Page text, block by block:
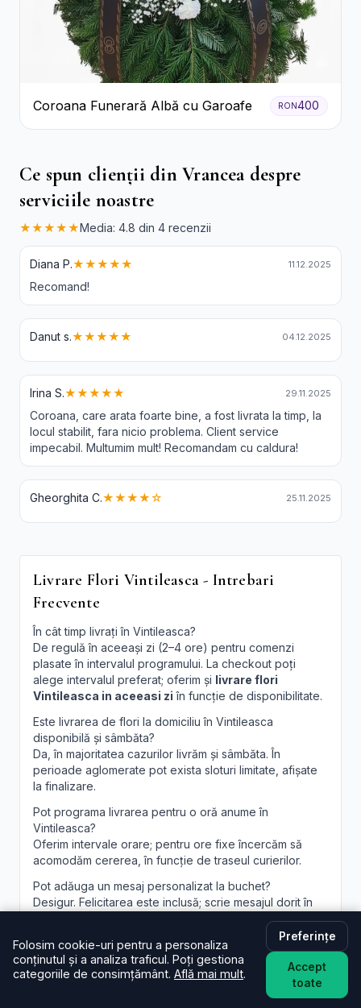
Coroana Funerară Albă cu Garoafe RON400
Ce spun clienții din Vrancea despre
serviciile noastre
★★★★★Media: 4.8 din 4 recenzii
Diana P.★★★★★ 11.12.2025
Recomand!
Danut s.★★★★★ 04.12.2025
Irina S.★★★★★ 29.11.2025
Coroana, care arata foarte bine, a fost livrata la timp, la
locul stabilit, fara nicio problema. Client service
impecabil. Multumim mult! Recomandam cu caldura!
Gheorghita C.★★★★☆ 25.11.2025
Livrare Flori Vintileasca - Intrebari
Frecvente
În cât timp livrați în Vintileasca?
De regulă în aceeași zi (2–4 ore) pentru comenzi
plasate în intervalul programului. La checkout poți
alege intervalul preferat; oferim și livrare flori
Vintileasca in aceeasi zi în funcție de disponibilitate.
Este livrarea de flori la domiciliu în Vintileasca
disponibilă și sâmbăta?
Da, în majoritatea cazurilor livrăm și sâmbăta. În
perioade aglomerate pot exista sloturi limitate, afișate
la finalizare.
Pot programa livrarea pentru o oră anume în
Vintileasca?
Oferim intervale orare; pentru ore fixe încercăm să
acomodăm cererea, în funcție de traseul curierilor.
Pot adăuga un mesaj personalizat la buchet?
Desigur. Felicitarea este inclusă; scrie mesajul dorit în
câmpul dedicat, iar noi îl vom imprima lizibil. Realizăm și
personalizate, la
cerere.
Folosim cookie-uri pentru a personaliza
conținutul și a analiza traficul. Poți gestiona
categoriile de consimțământ. Află mai mult.
Preferințe
Accept
toate